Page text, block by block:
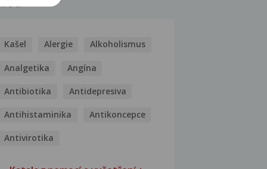
Kašel Alergie Alkoholismus
Analgetika Angína
Antibiotika Antidepresiva
Antihistaminika Antikoncepce
Antivirotika